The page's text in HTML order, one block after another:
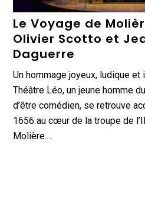
Le Voyage de
Olivier Scotto et
Daguerre
Un hommage joyeux, ludique
Théâtre Léo, un jeune homme
d’être comédien, se retrouve
1656 au cœur de la troupe de
Molière.…